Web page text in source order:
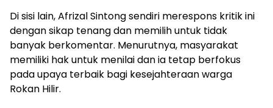
Di sisi lain, Afrizal Sintong sendiri merespons kritik ini
dengan sikap tenang dan memilih untuk tidak
banyak berkomentar. Menurutnya, masyarakat
memiliki hak untuk menilai dan ia tetap berfokus
pada upaya terbaik bagi kesejahteraan warga
Rokan Hilir.